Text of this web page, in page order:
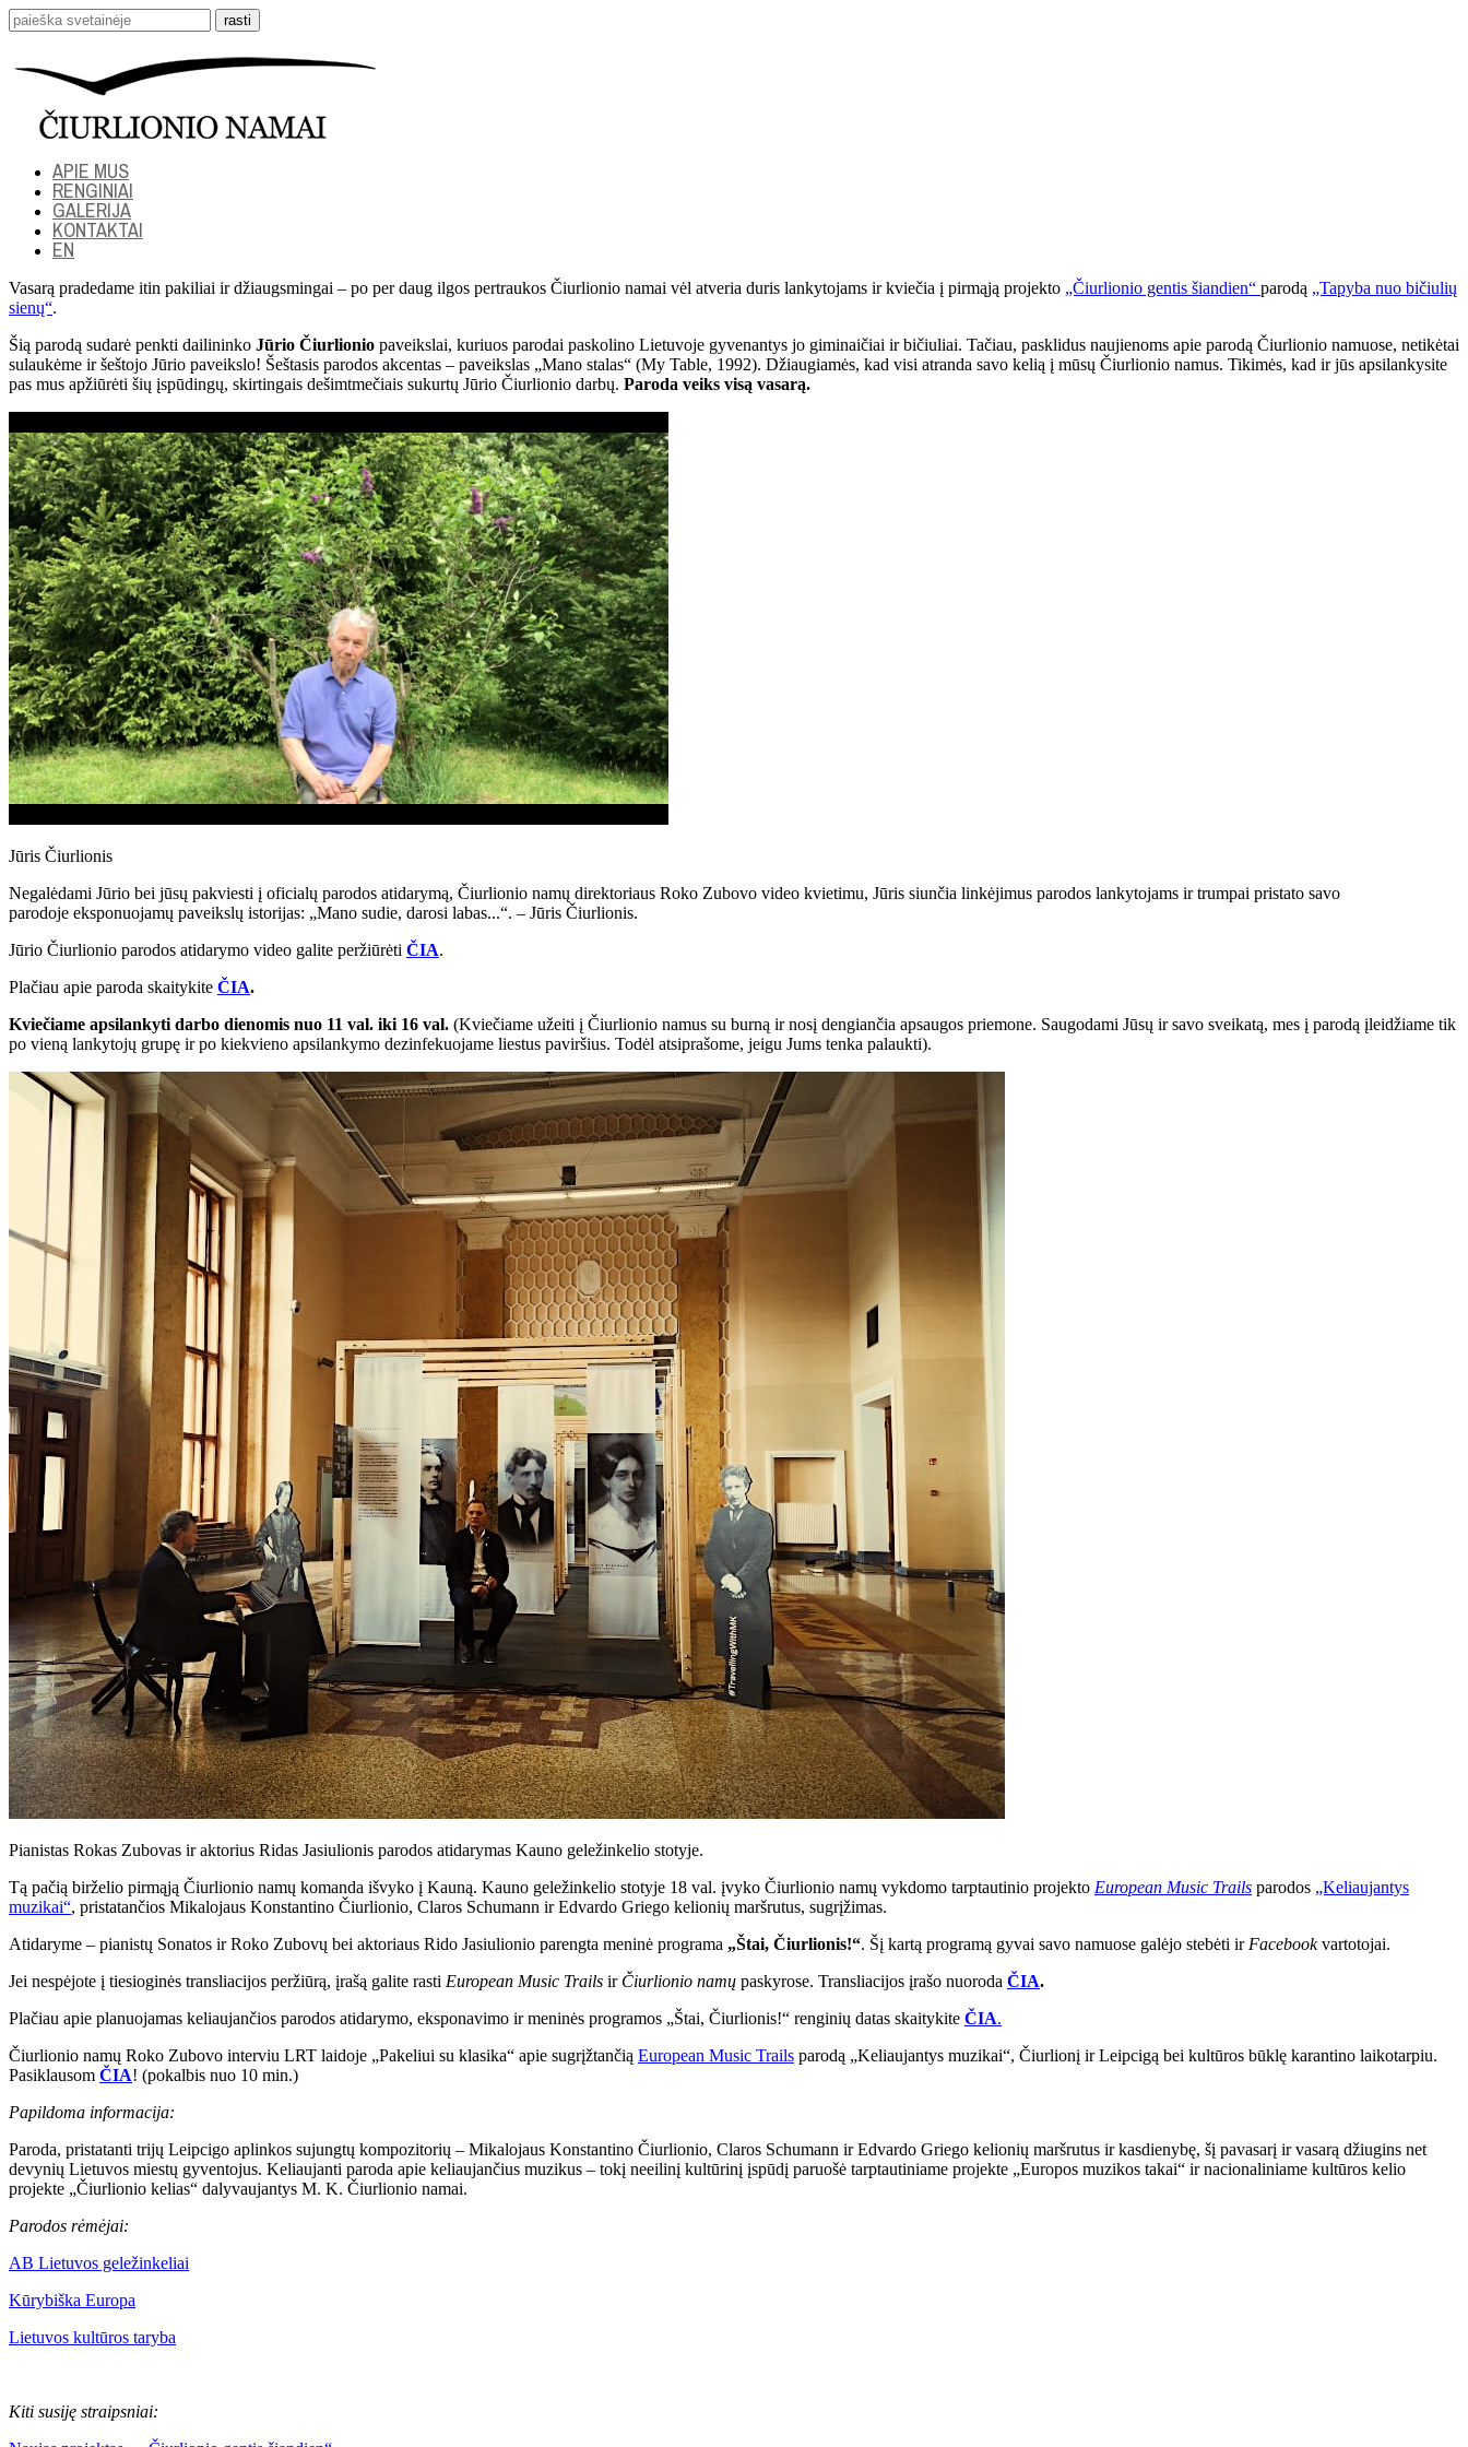
APIE MUS
RENGINIAI
GALERIJA
KONTAKTAI
EN
Vasarą pradedame itin pakiliai ir džiaugsmingai – po per daug ilgos pertraukos Čiurlionio namai vėl atveria duris lankytojams ir kviečia į pirmąją projekto „Čiurlionio gentis šiandien“ parodą „Tapyba nuo bičiulių
sienų“.
Šią parodą sudarė penkti dailininko Jūrio Čiurlionio paveikslai, kuriuos parodai paskolino Lietuvoje gyvenantys jo giminaičiai ir bičiuliai. Tačiau, pasklidus naujienoms apie parodą Čiurlionio namuose, netikėtai
sulaukėme ir šeštojo Jūrio paveikslo! Šeštasis parodos akcentas – paveikslas „Mano stalas“ (My Table, 1992). Džiaugiamės, kad visi atranda savo kelią į mūsų Čiurlionio namus. Tikimės, kad ir jūs apsilankysite
pas mus apžiūrėti šių įspūdingų, skirtingais dešimtmečiais sukurtų Jūrio Čiurlionio darbų. Paroda veiks visą vasarą.
Jūris Čiurlionis
Negalėdami Jūrio bei jūsų pakviesti į oficialų parodos atidarymą, Čiurlionio namų direktoriaus Roko Zubovo video kvietimu, Jūris siunčia linkėjimus parodos lankytojams ir trumpai pristato savo
parodoje eksponuojamų paveikslų istorijas: „Mano sudie, darosi labas...“. – Jūris Čiurlionis.
Jūrio Čiurlionio parodos atidarymo video galite peržiūrėti ČIA.
Plačiau apie paroda skaitykite ČIA.
Kviečiame apsilankyti darbo dienomis nuo 11 val. iki 16 val. (Kviečiame užeiti į Čiurlionio namus su burną ir nosį dengiančia apsaugos priemone. Saugodami Jūsų ir savo sveikatą, mes į parodą įleidžiame tik
po vieną lankytojų grupę ir po kiekvieno apsilankymo dezinfekuojame liestus paviršius. Todėl atsiprašome, jeigu Jums tenka palaukti).
Pianistas Rokas Zubovas ir aktorius Ridas Jasiulionis parodos atidarymas Kauno geležinkelio stotyje.
Tą pačią birželio pirmąją Čiurlionio namų komanda išvyko į Kauną. Kauno geležinkelio stotyje 18 val. įvyko Čiurlionio namų vykdomo tarptautinio projekto European Music Trails parodos „Keliaujantys
muzikai“, pristatančios Mikalojaus Konstantino Čiurlionio, Claros Schumann ir Edvardo Griego kelionių maršrutus, sugrįžimas.
Atidaryme – pianistų Sonatos ir Roko Zubovų bei aktoriaus Rido Jasiulionio parengta meninė programa „Štai, Čiurlionis!“. Šį kartą programą gyvai savo namuose galėjo stebėti ir Facebookvartotojai.
Jei nespėjote į tiesioginės transliacijos peržiūrą, įrašą galite rasti European Music Trails ir Čiurlionio namų paskyrose. Transliacijos įrašo nuoroda ČIA.
Plačiau apie planuojamas keliaujančios parodos atidarymo, eksponavimo ir meninės programos „Štai, Čiurlionis!“ renginių datas skaitykite ČIA.
Čiurlionio namų Roko Zubovo interviu LRT laidoje „Pakeliui su klasika“ apie sugrįžtančią European Music Trails parodą „Keliaujantys muzikai“, Čiurlionį ir Leipcigą bei kultūros būklę karantino laikotarpiu.
Pasiklausom ČIA! (pokalbis nuo 10 min.)
Papildoma informacija:
Paroda, pristatanti trijų Leipcigo aplinkos sujungtų kompozitorių – Mikalojaus Konstantino Čiurlionio, Claros Schumann ir Edvardo Griego kelionių maršrutus ir kasdienybę, šį pavasarį ir vasarą džiugins net
devynių Lietuvos miestų gyventojus. Keliaujanti paroda apie keliaujančius muzikus – tokį neeilinį kultūrinį įspūdį paruošė tarptautiniame projekte „Europos muzikos takai“ ir nacionaliniame kultūros kelio
projekte „Čiurlionio kelias“ dalyvaujantys M. K. Čiurlionio namai.
Parodos rėmėjai:
AB Lietuvos geležinkeliai
Kūrybiška Europa
Lietuvos kultūros taryba
Kiti susiję straipsniai: